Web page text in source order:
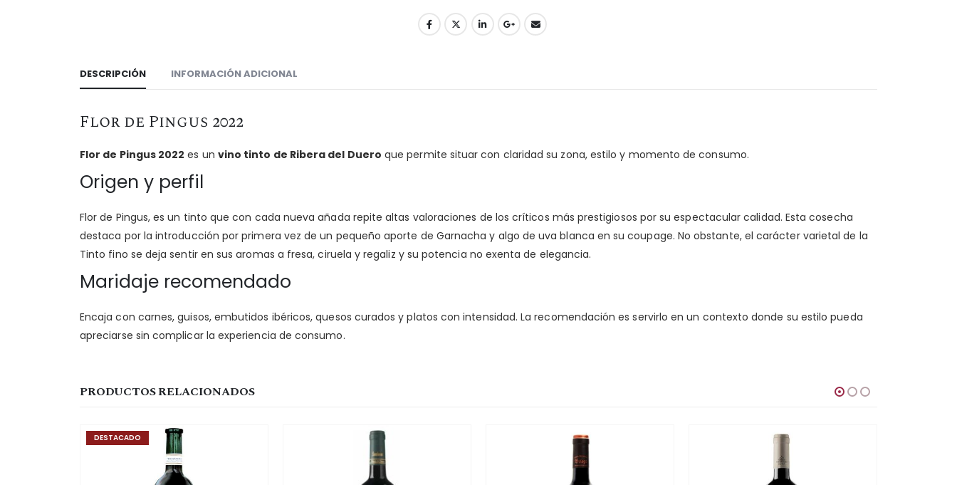
DESCRIPCIÓN INFORMACIÓN ADICIONAL
Flor de Pingus 2022
Flor de Pingus 2022 es un vino tinto de Ribera del Duero que permite situar con claridad su zona, estilo y momento de consumo.
Origen y perfil
Flor de Pingus, es un tinto que con cada nueva añada repite altas valoraciones de los críticos más prestigiosos por su espectacular calidad. Esta cosecha
destaca por la introducción por primera vez de un pequeño aporte de Garnacha y algo de uva blanca en su coupage. No obstante, el carácter varietal de la
Tinto fino se deja sentir en sus aromas a fresa, ciruela y regaliz y su potencia no exenta de elegancia.
Maridaje recomendado
Encaja con carnes, guisos, embutidos ibéricos, quesos curados y platos con intensidad. La recomendación es servirlo en un contexto donde su estilo pueda
apreciarse sin complicar la experiencia de consumo.
PRODUCTOS RELACIONADOS
DESTACADO